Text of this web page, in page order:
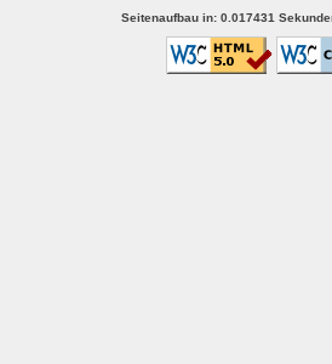
Seitenaufbau in: 0.017431